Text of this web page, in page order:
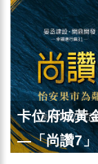
卡位府城黃
—「尚讚7」